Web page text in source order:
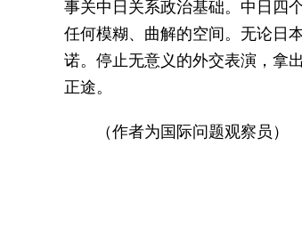
事关中日关系政治基础。中日四
任何模糊、曲解的空间。无论日
诺。停止无意义的外交表演，拿
正途。
（作者为国际问题观察员）